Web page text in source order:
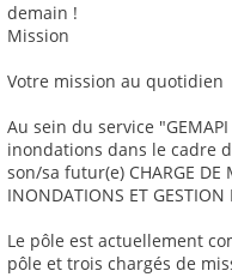
demain !
Mission
Votre mission au quotidien
Au sein du service
inondations dans le cadre
son/sa futur(e) CHARGE DE
INONDATIONS ET GESTION
Le pôle est actuellement
pôle et trois chargés de